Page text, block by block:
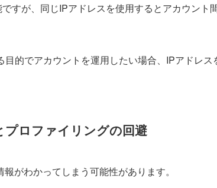
すが、同じIPアドレスを使用するとアカウント
的でアカウントを運用したい場合、IPアドレス
ロファイリングの回避
がわかってしまう可能性があります。